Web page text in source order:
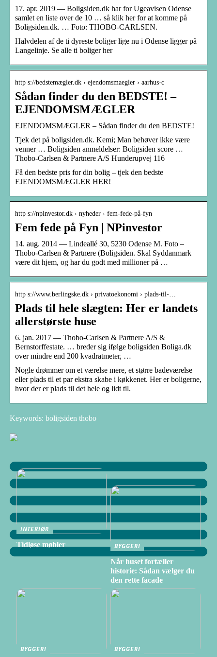
17. apr. 2019 — Boligsiden.dk har for Ugeavisen Odense
samlet en liste over de 10 … så klik her for at komme på
Boligsiden.dk. … Foto: THOBO-CARLSEN.
Halvdelen af de ti dyreste boliger lige nu i Odense ligger på
Langelinje. Se alle ti boliger her
http s://bedstemægler.dk › ejendomsmaegler › aarhus-c
Sådan finder du den BEDSTE! –
EJENDOMSMÆGLER
EJENDOMSMÆGLER – Sådan finder du den BEDSTE!
Tjek det på boligsiden.dk. Kemi; Man behøver ikke være
venner … Boligsiden anmeldelser: Boligsiden score …
Thobo-Carlsen & Partnere A/S Hunderupvej 116
Få den bedste pris for din bolig – tjek den bedste
EJENDOMSMÆGLER HER!
http s://npinvestor.dk › nyheder › fem-fede-på-fyn
Fem fede på Fyn | NPinvestor
14. aug. 2014 — Lindeallé 30, 5230 Odense M. Foto –
Thobo-Carlsen & Partnere (Boligsiden. Skal Syddanmark
være dit hjem, og har du godt med millioner på …
http s://www.berlingske.dk › privatoekonomi › plads-til-…
Plads til hele slægten: Her er landets
allerstørste huse
6. jan. 2017 — Thobo-Carlsen & Partnere A/S &
Bernstorffestate. … breder sig ifølge boligsiden Boliga.dk
over mindre end 200 kvadratmeter, …
Nogle drømmer om et værelse mere, et større badeværelse
eller plads til et par ekstra skabe i køkkenet. Her er boligerne,
hvor der er plads til det hele og lidt til.
Keywords: boligsiden thobo
INTERIØR
Tidløse møbler
BYGGERI
Når huset fortæller
historie: Sådan vælger du
den rette facade
BYGGERI
BYGGERI